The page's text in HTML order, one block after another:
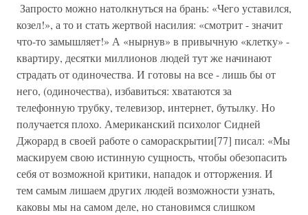
Запросто можно натолкнуться на брань: «Чего уставился,
козел!», а то и стать жертвой насилия: «смотрит - значит
что-то замышляет!» А «нырнув» в привычную «клетку» -
квартиру, десятки миллионов людей тут же начинают
страдать от одиночества. И готовы на все - лишь бы от
него, (одиночества), избавиться: хватаются за
телефонную трубку, телевизор, интернет, бутылку. Но
получается плохо. Американский психолог Сидней
Джорард в своей работе о самораскрытии[77] писал: «Мы
маскируем свою истинную сущность, чтобы обезопасить
себя от возможной критики, нападок и отторжения. И
тем самым лишаем других людей возможности узнать,
каковы мы на самом деле, но становимся слишком